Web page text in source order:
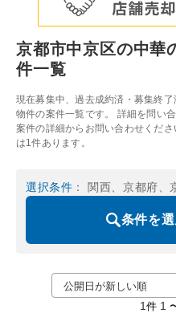
京都市中京区の中華
件一覧
現在募集中、過去成約済・募集終
物件の案件一覧です。 詳細を問い
案件の詳細からお問い合わせくだ
は1件あります。
選択条件 ： 関西、京都府
条件を
1 件 1